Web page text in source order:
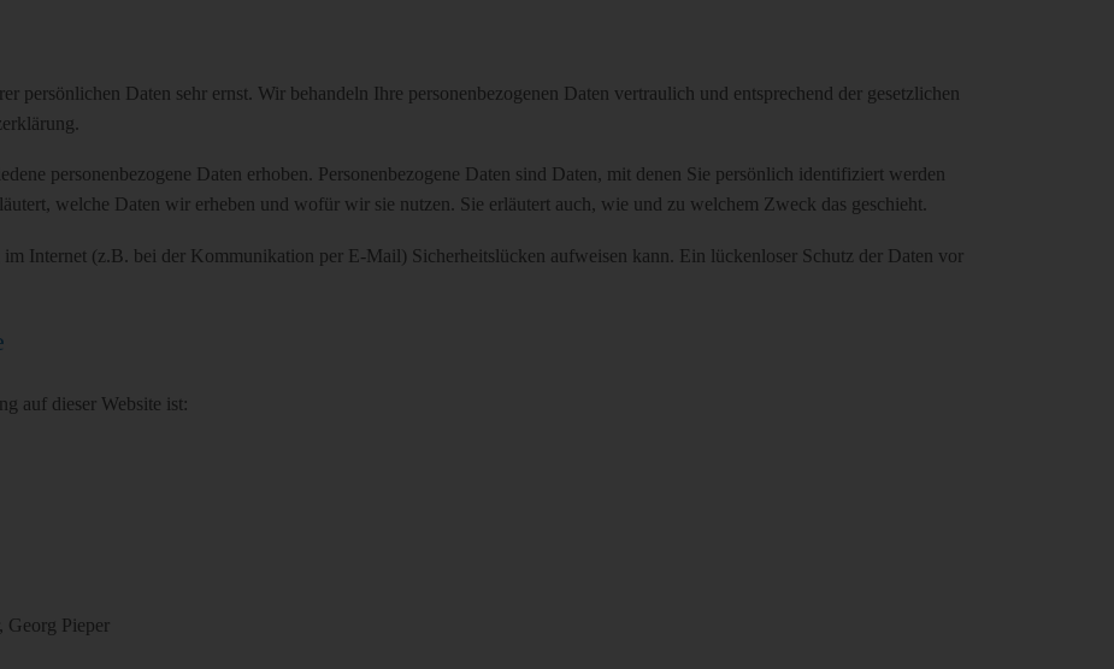
persönlichen Daten sehr ernst. Wir behandeln Ihre personenbezogenen Daten vertraulich und entsprechend der gesetzlichen
personenbezogene Daten erhoben. Personenbezogene Daten sind Daten, mit denen Sie persönlich identifiziert werden
welche Daten wir erheben und wofür wir sie nutzen. Sie erläutert auch, wie und zu welchem Zweck das geschieht.
Internet (z.B. bei der Kommunikation per E-Mail) Sicherheitslücken aufweisen kann. Ein lückenloser Schutz der Daten vor
auf dieser Website ist:
Georg Pieper